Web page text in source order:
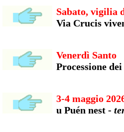
Sabato, vigilia
Via Crucis
Venerdì Santo
Processione
3-4 maggio
u Puén nest -